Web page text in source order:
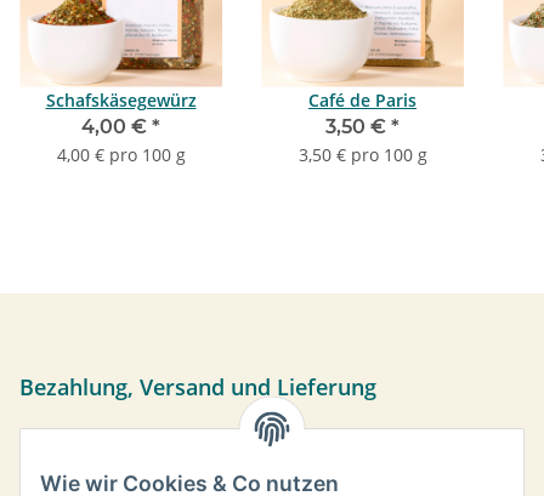
Schafskäsegewürz
4,00 € *
4,00 € pro 100 g
Café de Paris
3,50 € *
3,50 € pro 100 g
Bezahlung, Versand und Lieferung
Sie können per Vorkasse, PayPal oder bei Abholung bar
übermittelt.
Wie wir Cookies & Co nutzen